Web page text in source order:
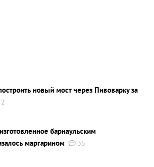
новый мост через Пивоварку за
2
барнаульским
маргарином
35